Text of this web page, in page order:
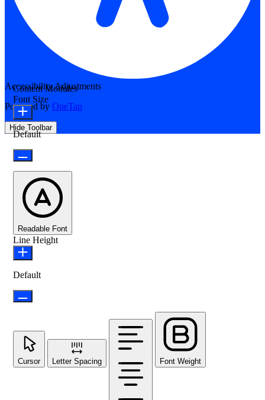
Accessibility Adjustments
Powered by OneTap
Hide Toolbar
Content Modules
Font Size
Default
Readable Font
Line Height
Default
Cursor Letter Spacing Font Weight